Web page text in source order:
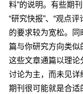
料”的说明。有些期刊
“研究快报”、“观点
的要求较为宽松。
篇与你研究方向类似
这些文章通篇以理论
讨论为主，而未见详
期刊很可能就是合适